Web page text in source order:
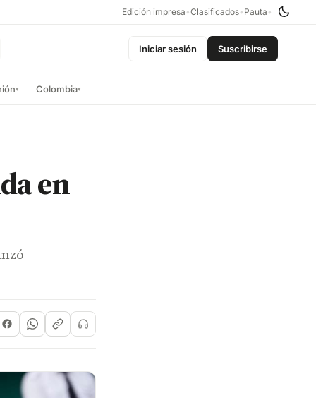
Edición impresa •Clasificados• Pauta •
Iniciar sesión Suscribirse
▾ Colombia▾
en